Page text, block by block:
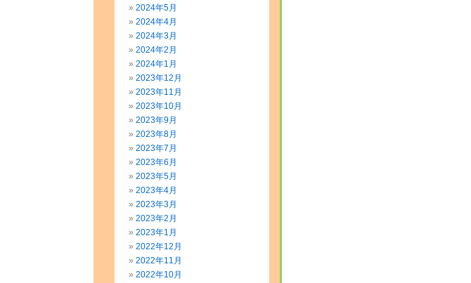
2024年5月
2024年4月
2024年3月
2024年2月
2024年1月
2023年12月
2023年11月
2023年10月
2023年9月
2023年8月
2023年7月
2023年6月
2023年5月
2023年4月
2023年3月
2023年2月
2023年1月
2022年12月
2022年11月
2022年10月